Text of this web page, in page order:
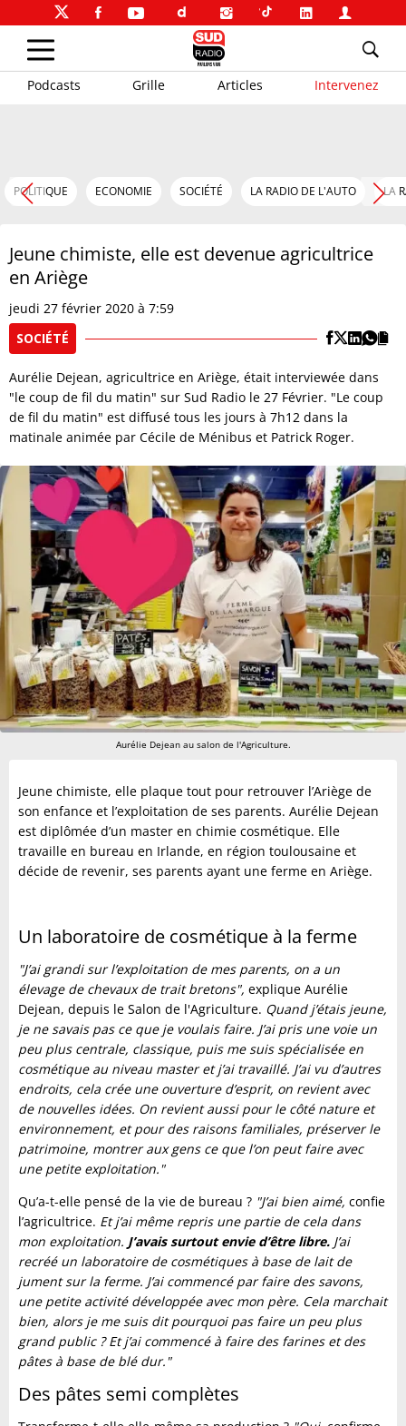
Podcasts Grille Articles Intervenez
POLITIQUE ECONOMIE SOCIÉTÉ LA RADIO DE L'AUTO LA
Jeune chimiste, elle est devenue agricultrice
en Ariège
jeudi 27 février 2020 à 7:59
SOCIÉTÉ
Aurélie Dejean, agricultrice en Ariège, était interviewée dans
"le coup de fil du matin" sur Sud Radio le 27 Février. "Le coup
de fil du matin" est diffusé tous les jours à 7h12 dans la
matinale animée par Cécile de Ménibus et Patrick Roger.
Aurélie Dejean au salon de l'Agriculture.
Jeune chimiste, elle plaque tout pour retrouver l’Ariège de
son enfance et l’exploitation de ses parents. Aurélie Dejean
est diplômée d’un master en chimie cosmétique. Elle
travaille en bureau en Irlande, en région toulousaine et
décide de revenir, ses parents ayant une ferme en Ariège.
Un laboratoire de cosmétique à la ferme
"J’ai grandi sur l’exploitation de mes parents, on a un
élevage de chevaux de trait bretons", explique Aurélie
Dejean, depuis le Salon de l'Agriculture. Quand j’étais jeune,
je ne savais pas ce que je voulais faire. J’ai pris une voie un
peu plus centrale, classique, puis me suis spécialisée en
cosmétique au niveau master et j’ai travaillé. J’ai vu d’autres
endroits, cela crée une ouverture d’esprit, on revient avec
de nouvelles idées. On revient aussi pour le côté nature et
environnement, et pour des raisons familiales, préserver le
patrimoine, montrer aux gens ce que l’on peut faire avec
une petite exploitation."
Qu’a-t-elle pensé de la vie de bureau ? "J’ai bien aimé, confie
l’agricultrice. Et j’ai même repris une partie de cela dans
mon exploitation. J’avais surtout envie d’être libre. J’ai
recréé un laboratoire de cosmétiques à base de lait de
jument sur la ferme. J’ai commencé par faire des savons,
une petite activité développée avec mon père. Cela marchait
bien, alors je me suis dit pourquoi pas faire un peu plus
grand public ? Et j’ai commencé à faire des farines et des
pâtes à base de blé dur."
Des pâtes semi complètes